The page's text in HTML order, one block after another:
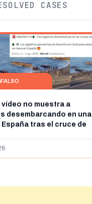
CASES
FALSO
vídeo no muestra a
desembarcando en una
España tras el cruce de
2026: son imágenes de